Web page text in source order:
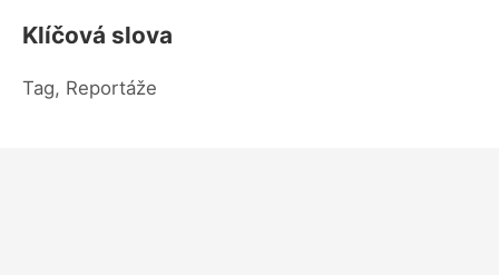
Klíčová slova
Tag, Reportáže